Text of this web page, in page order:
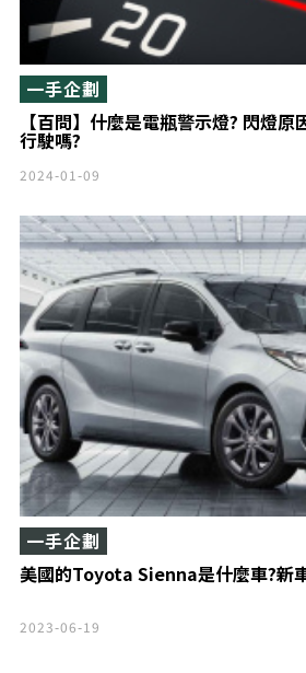
【百問】什麼是電瓶警示燈? 閃燈
行駛嗎?
一手企劃
2024-01-09
美國的Toyota Sienna是什麼車?新
一手企劃
2023-06-19